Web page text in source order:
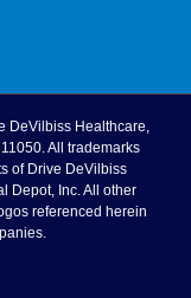
DeVilbiss Healthcare,
All trademarks
of Drive DeVilbiss
Depot, Inc. All other
referenced herein